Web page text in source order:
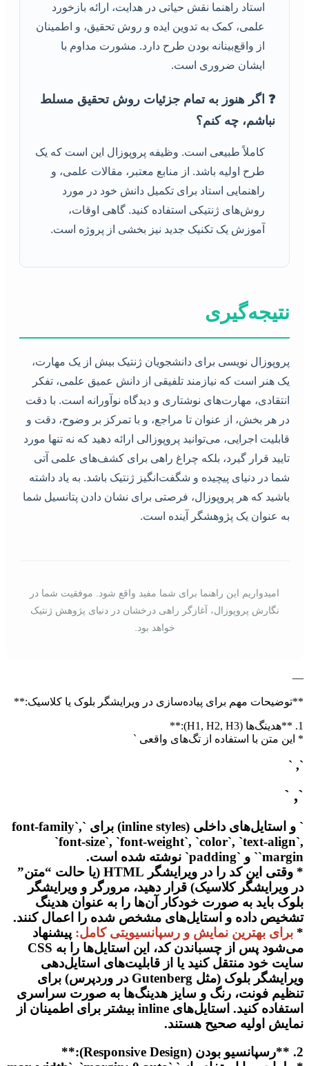
استاد راهنما نقش حیاتی در هدایت، ارائه بازخورد
علمی، کمک به تدوین ایده و روش تحقیق، و اطمینان
از واقع‌بینانه بودن طرح دارد. مشورت مداوم با
ایشان ضروری است.
❓ اگر هنوز به تمام جزئیات روش تحقیق مسلط
نباشم، چه کنم؟
کاملاً طبیعی است. وظیفه پروپوزال این است که یک
طرح اولیه باشد. از منابع معتبر، مقالات علمی، و
راهنمایی استاد برای تکمیل دانش خود در مورد
روش‌های ژنتیکی استفاده کنید. گاهی اوقات،
آموزش یک تکنیک جدید نیز بخشی از پروژه است.
نتیجه‌گیری
پروپوزال نویسی برای دانشجویان ژنتیک بیش از یک مهارت،
یک هنر است که نیازمند تلفیقی از دانش عمیق علمی، تفکر
انتقادی، مهارت‌های نوشتاری و دیدگاه نوآورانه است. با دقت
در هر بخش، از عنوان تا مراجع، و با تمرکز بر وضوح، دقت و
قابلیت اجرایی، می‌توانید پروپوزالی ارائه دهید که نه تنها مورد
تایید قرار گیرد، بلکه چراغ راهی برای کشف‌های علمی آتی
شما در دنیای پیچیده و شگفت‌انگیز ژنتیک باشد. به یاد داشته
باشید که هر پروپوزال، فرصتی برای نشان دادن پتانسیل شما
به عنوان یک پژوهشگر آینده است.
امیدواریم این راهنما برای شما مفید واقع شود. موفقیت شما در
نگارش پروپوزال، آغازگر راهی درخشان در دنیای پژوهش ژنتیک
خواهد بود.
—
**توضیحات مهم برای پیاده‌سازی در ویرایشگر بلوک یا کلاسیک:**
1. **هدینگ‌ها (H1, H2, H3):**
* این متن با استفاده از تگ‌های واقعی `
`, `
`, `
` و استایل‌های داخلی (inline styles) برای `font-family`,
`font-size`, `font-weight`, `color`, `text-align`,
`margin` و `padding` نوشته شده است.
* وقتی این کد را در ویرایشگر HTML (یا حالت “متن”
در ویرایشگر کلاسیک) قرار دهید، مرورگر و ویرایشگر
بلوک باید به صورت خودکار آن‌ها را به عنوان هدینگ
تشخیص داده و استایل‌های مشخص شده را اعمال کنند.
* برای بهترین نمایش و رسپانسیویتی کامل: پیشنهاد
می‌شود پس از چسباندن کد، این استایل‌ها را به CSS
سایت خود منتقل کنید یا از قابلیت‌های استایل‌دهی
ویرایشگر بلوک (مثل Gutenberg در وردپرس) برای
تنظیم فونت، رنگ و سایز هدینگ‌ها به صورت سراسری
استفاده کنید. استایل‌های inline بیشتر برای اطمینان از
نمایش اولیه صحیح هستند.
2. **رسپانسیو بودن (Responsive Design):**